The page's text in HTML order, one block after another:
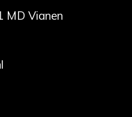
MD Vianen